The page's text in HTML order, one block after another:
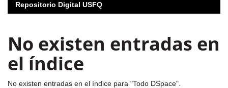
Repositorio Digital USFQ
No existen entradas en
el índice
No existen entradas en el índice para "Todo DSpace".